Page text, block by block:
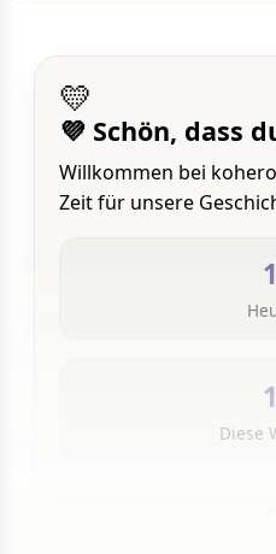
💛
💜 Schön, dass
Willkommen bei
Zeit für unsere
1
1
Diese